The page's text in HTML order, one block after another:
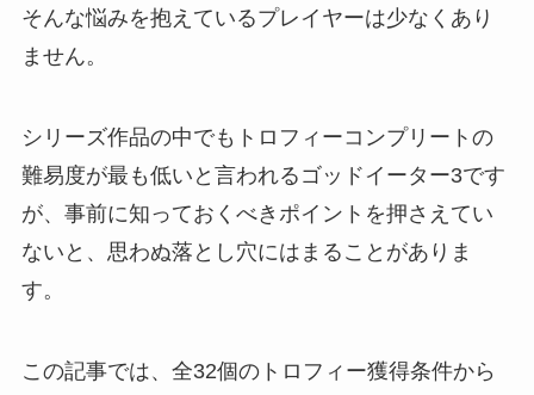
そんな悩みを抱えているプレイヤーは少なくあり
ません。
シリーズ作品の中でもトロフィーコンプリートの
難易度が最も低いと言われるゴッドイーター3です
が、事前に知っておくべきポイントを押さえてい
ないと、思わぬ落とし穴にはまることがありま
す。
この記事では、全32個のトロフィー獲得条件から